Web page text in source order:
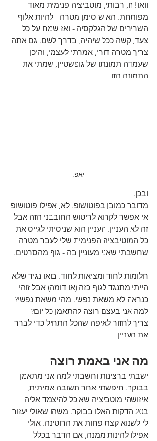
וואו! זו, רבותי, מוטביציה פנימית מאוד
מפותחת. האיש סימן מטרה - להיות אלוף
השרירים של הגלקסיה - ואז שמח על כל
צעד, קשה ככל שיהיה, בדרך לשם. גם אתה
צריך מטרה דורי, אמרתי לעצמי, והיכן
שעמדה תמונתו של גופשטיין, שמתי את
התמונה הזו.
יאפ.
ובכן.
מדובר כמובן בפוטושופ. לא, אפילו פוטושופ
אי אפשר לקרוא לריטוש החובבני הזה אבל
זה לא העניין. העניין הוא שניסיתי לגייס את
כל המוטיבציה הפנימית שלי לעבר מטרה
שחשבתי שאני מעוניין בה - גוף מהסרטים.
חלומות לחוד ומציאות לחוד. בואו נגיד שלא
הייתי מתנגד לגוף כזה (או דומה) אבל זוהי
כנראה לא משאת נפשי. מהי משאת נפשי?
למה אני בעצם רוצה להתאמן כל יום?
צריך לחזור לאיפה שהכל התחיל כדי לברר
את העניין.
מה אני באמת רוצה
ישבתי ברצינות וחשבתי למה אני מתאמן
בבוקר. חיפשתי אחר תשובה אמיתית,
איזושהי מוטביציה שאוכל להיצמד אליה
ב20 הדקות האלו בבוקר. משהו שאולי יעזור
לי לשנוא קצת פחות את הרוטינה. אולי
אפילו להינות ממנה, אם הדבר בכלל